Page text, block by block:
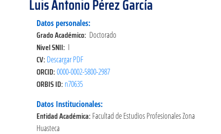
Luis Antonio Pérez García
Datos personales:
Grado Académico: Doctorado
Nivel SNII: I
CV: Descargar PDF
ORCID:0000-0002-5800-2987
ORBIS ID: n70635
Datos Institucionales:
Entidad Académica: Facultad de Estudios Profesionales Zona
Huasteca